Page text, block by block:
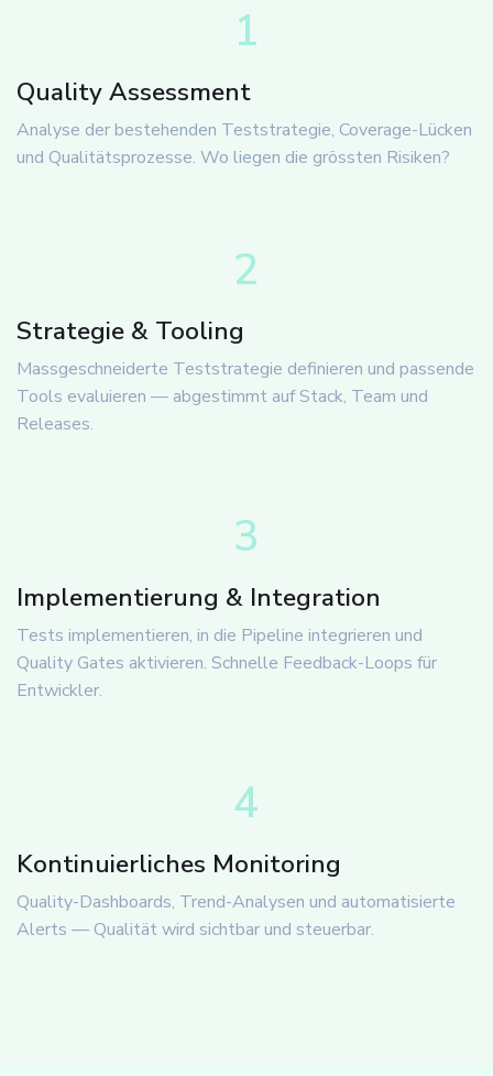
1
Quality Assessment
Analyse der bestehenden Teststrategie, Coverage-Lücken
und Qualitätsprozesse. Wo liegen die grössten Risiken?
2
Strategie & Tooling
Massgeschneiderte Teststrategie definieren und passende
Tools evaluieren — abgestimmt auf Stack, Team und
Releases.
3
Implementierung & Integration
Tests implementieren, in die Pipeline integrieren und
Quality Gates aktivieren. Schnelle Feedback-Loops für
Entwickler.
4
Kontinuierliches Monitoring
Quality-Dashboards, Trend-Analysen und automatisierte
Alerts — Qualität wird sichtbar und steuerbar.